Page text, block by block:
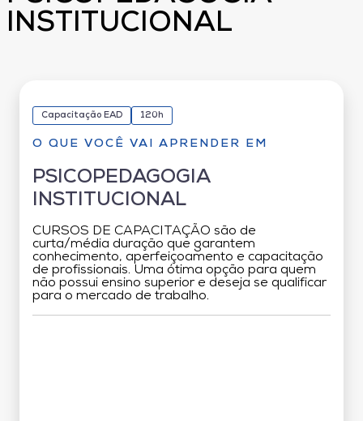
INSTITUCIONAL
Capacitação EAD 120h
O QUE VOCÊ VAI APRENDER EM
PSICOPEDAGOGIA
INSTITUCIONAL
CURSOS DE CAPACITAÇÃO são de
curta/média duração que garantem
conhecimento, aperfeiçoamento e capacitação
de profissionais. Uma ótima opção para quem
não possui ensino superior e deseja se qualificar
para o mercado de trabalho.